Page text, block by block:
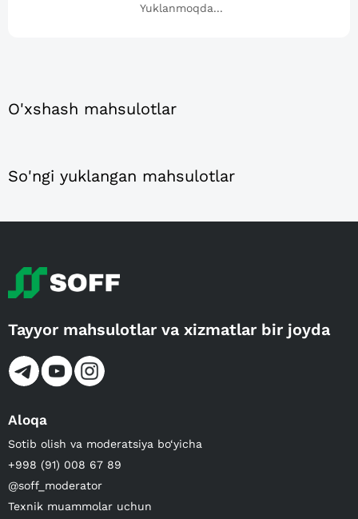
Yuklanmoqda...
O'xshash mahsulotlar
So'ngi yuklangan mahsulotlar
Tayyor mahsulotlar va xizmatlar bir joyda
Aloqa
Sotib olish va moderatsiya bo‘yicha
+998 (91) 008 67 89
@soff_moderator
Texnik muammolar uchun